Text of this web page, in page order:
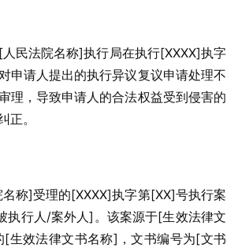
民法院名称]执行局在执行[XXXX]执字
申请人提出的执行异议复议申请处理不
理，导致申请人的合法权益受到侵害的
正。
称]受理的[XXXX]执字第[XX]号执行案
执行人/案外人]。该案源于[生效法律文
[生效法律文书名称]，文书编号为[文书